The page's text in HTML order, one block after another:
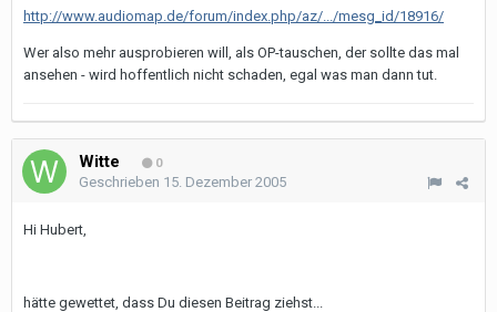
http://www.audiomap.de/forum/index.php/az/.../mesg_id/18916/
Wer also mehr ausprobieren will, als OP-tauschen, der sollte das mal
ansehen - wird hoffentlich nicht schaden, egal was man dann tut.
Witte 0
Geschrieben 15. Dezember 2005
Hi Hubert,
hätte gewettet, dass Du diesen Beitrag ziehst...